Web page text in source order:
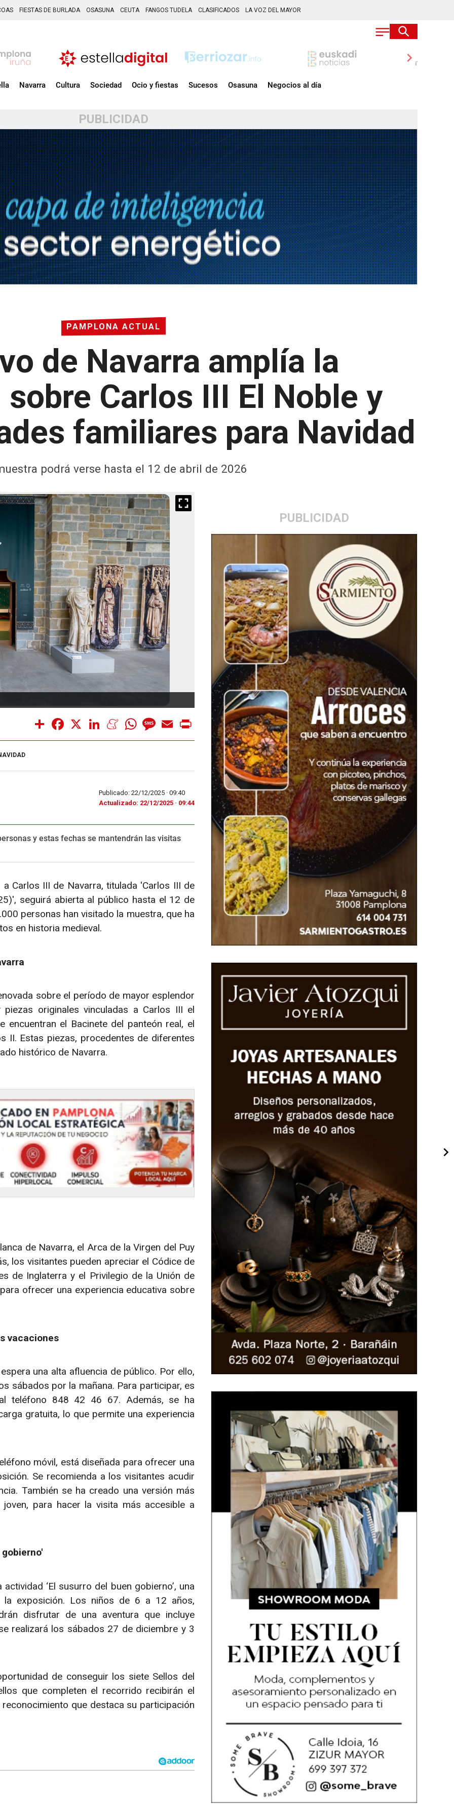
FIESTAS DE BURLADA OSASUNA CEUTA FANGOS TUDELA CLASIFICADOS LA VOZ DEL MAYOR
chevron_right
Navarra Cultura Sociedad Ocio y fiestas Sucesos Osasuna Negocios al día
PUBLICIDAD
PAMPLONA ACTUAL
de Navarra amplía la
Carlos III El Noble y
familiares para Navidad
podrá verse hasta el 12 de abril de 2026
PUBLICIDAD
Share Facebook LinkedInMeneameWhatsAppMessage
Email
Publicado: 22/12/2025 · 09:40
Actualizado: 22/12/2025 · 09:44
y estas fechas se mantendrán las visitas
Carlos III de Navarra, titulada 'Carlos III de
seguirá abierta al público hasta el 12 de
personas han visitado la muestra, que ha
en historia medieval.
sobre el período de mayor esplendor
originales vinculadas a Carlos III el
el Bacinete del panteón real, el
II. Estas piezas, procedentes de diferentes
histórico de Navarra.
de Navarra, el Arca de la Virgen del Puy
los visitantes pueden apreciar el Códice de
de Inglaterra y el Privilegio de la Unión de
ofrecer una experiencia educativa sobre
vacaciones
una alta afluencia de público. Por ello,
sábados por la mañana. Para participar, es
teléfono 848 42 46 67. Además, se ha
gratuita, lo que permite una experiencia
móvil, está diseñada para ofrecer una
Se recomienda a los visitantes acudir
También se ha creado una versión más
para hacer la visita más accesible a
‘El susurro del buen gobierno’, una
exposición. Los niños de 6 a 12 años,
disfrutar de una aventura que incluye
realizará los sábados 27 de diciembre y 3
de conseguir los siete Sellos del
que completen el recorrido recibirán el
que destaca su participación